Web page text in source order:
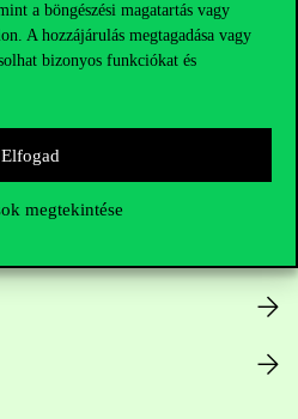
a böngészési magatartás vagy
A hozzájárulás megtagadása vagy
bizonyos funkciókat és
Elfogad
megtekintése